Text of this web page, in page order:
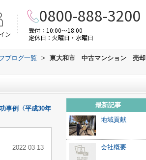
ン
0800-888-3200
受付：10:00～18:00
定休日：火曜日・水曜日
ブログ一覧 >
東大和市 中古マンション 売却
例〈平成30年
2022-03-13
最新記事
地域貢献
会社概要